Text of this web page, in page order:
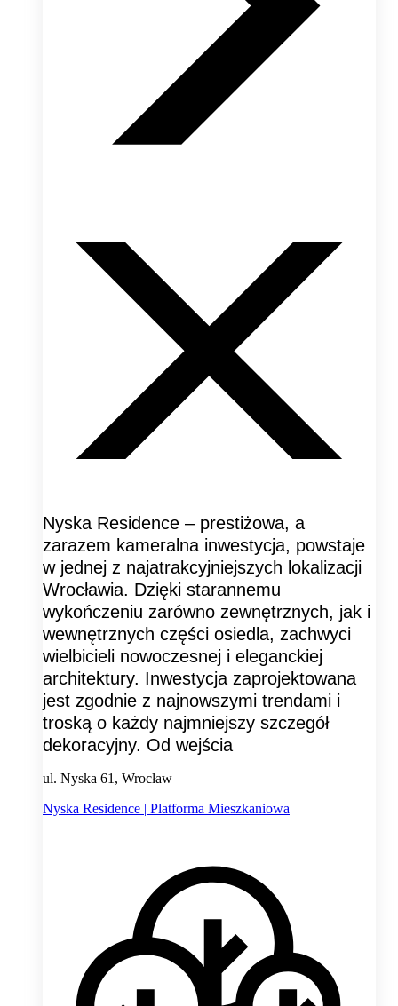
Nyska Residence – prestiżowa, a
zarazem kameralna inwestycja, powstaje
w jednej z najatrakcyjniejszych lokalizacji
Wrocławia. Dzięki starannemu
wykończeniu zarówno zewnętrznych, jak i
wewnętrznych części osiedla, zachwyci
wielbicieli nowoczesnej i eleganckiej
architektury. Inwestycja zaprojektowana
jest zgodnie z najnowszymi trendami i
troską o każdy najmniejszy szczegół
dekoracyjny. Od wejścia
ul. Nyska 61, Wrocław
Nyska Residence | Platforma Mieszkaniowa